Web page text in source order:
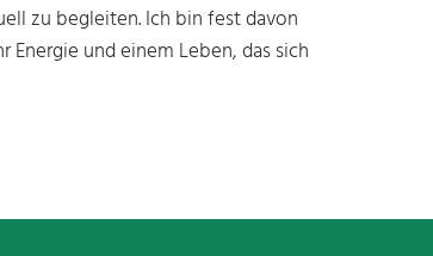
zu begleiten. Ich bin fest davon
und einem Leben, das sich